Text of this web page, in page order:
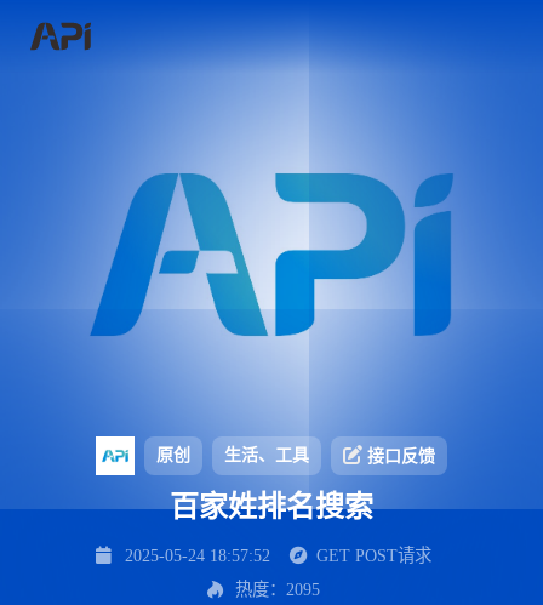
原创 生活、工具 接口反馈
百家姓排名搜索
2025-05-24 18:57:52
GET POST请求
热度：2095